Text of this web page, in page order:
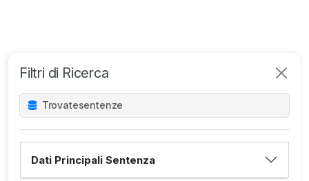
Filtri di Ricerca
Trovatesentenze
Dati Principali Sentenza